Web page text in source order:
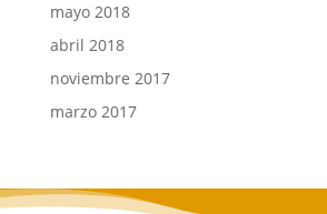
mayo 2018
abril 2018
noviembre 2017
marzo 2017